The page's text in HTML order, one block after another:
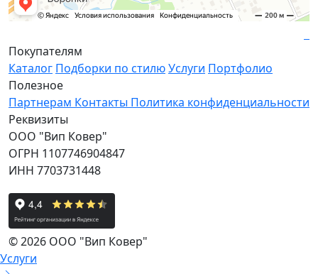
Покупателям
Каталог Подборки по стилюУслуги Портфолио
Полезное
Партнерам Контакты Политика конфиденциальности
Реквизиты
ООО "Вип Ковер"
ОГРН 1107746904847
ИНН 7703731448
© 2026 ООО "Вип Ковер"
Услуги